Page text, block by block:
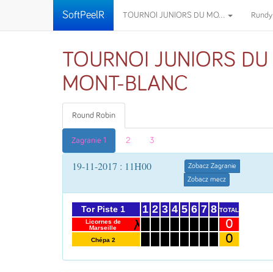
SoftPeelR TOURNOI JUNIORS DU MO... Rundy
TOURNOI JUNIORS DU
MONT-BLANC
Round Robin
Zagranie 1 2 3
19-11-2017 : 11H00
Zobacz Zagranie
Zobacz mecz
Tor Piste 1
Licornes de
Marseille
Chépa 2
1 2 3 4 5 6 7 8 TOTAL
0
0